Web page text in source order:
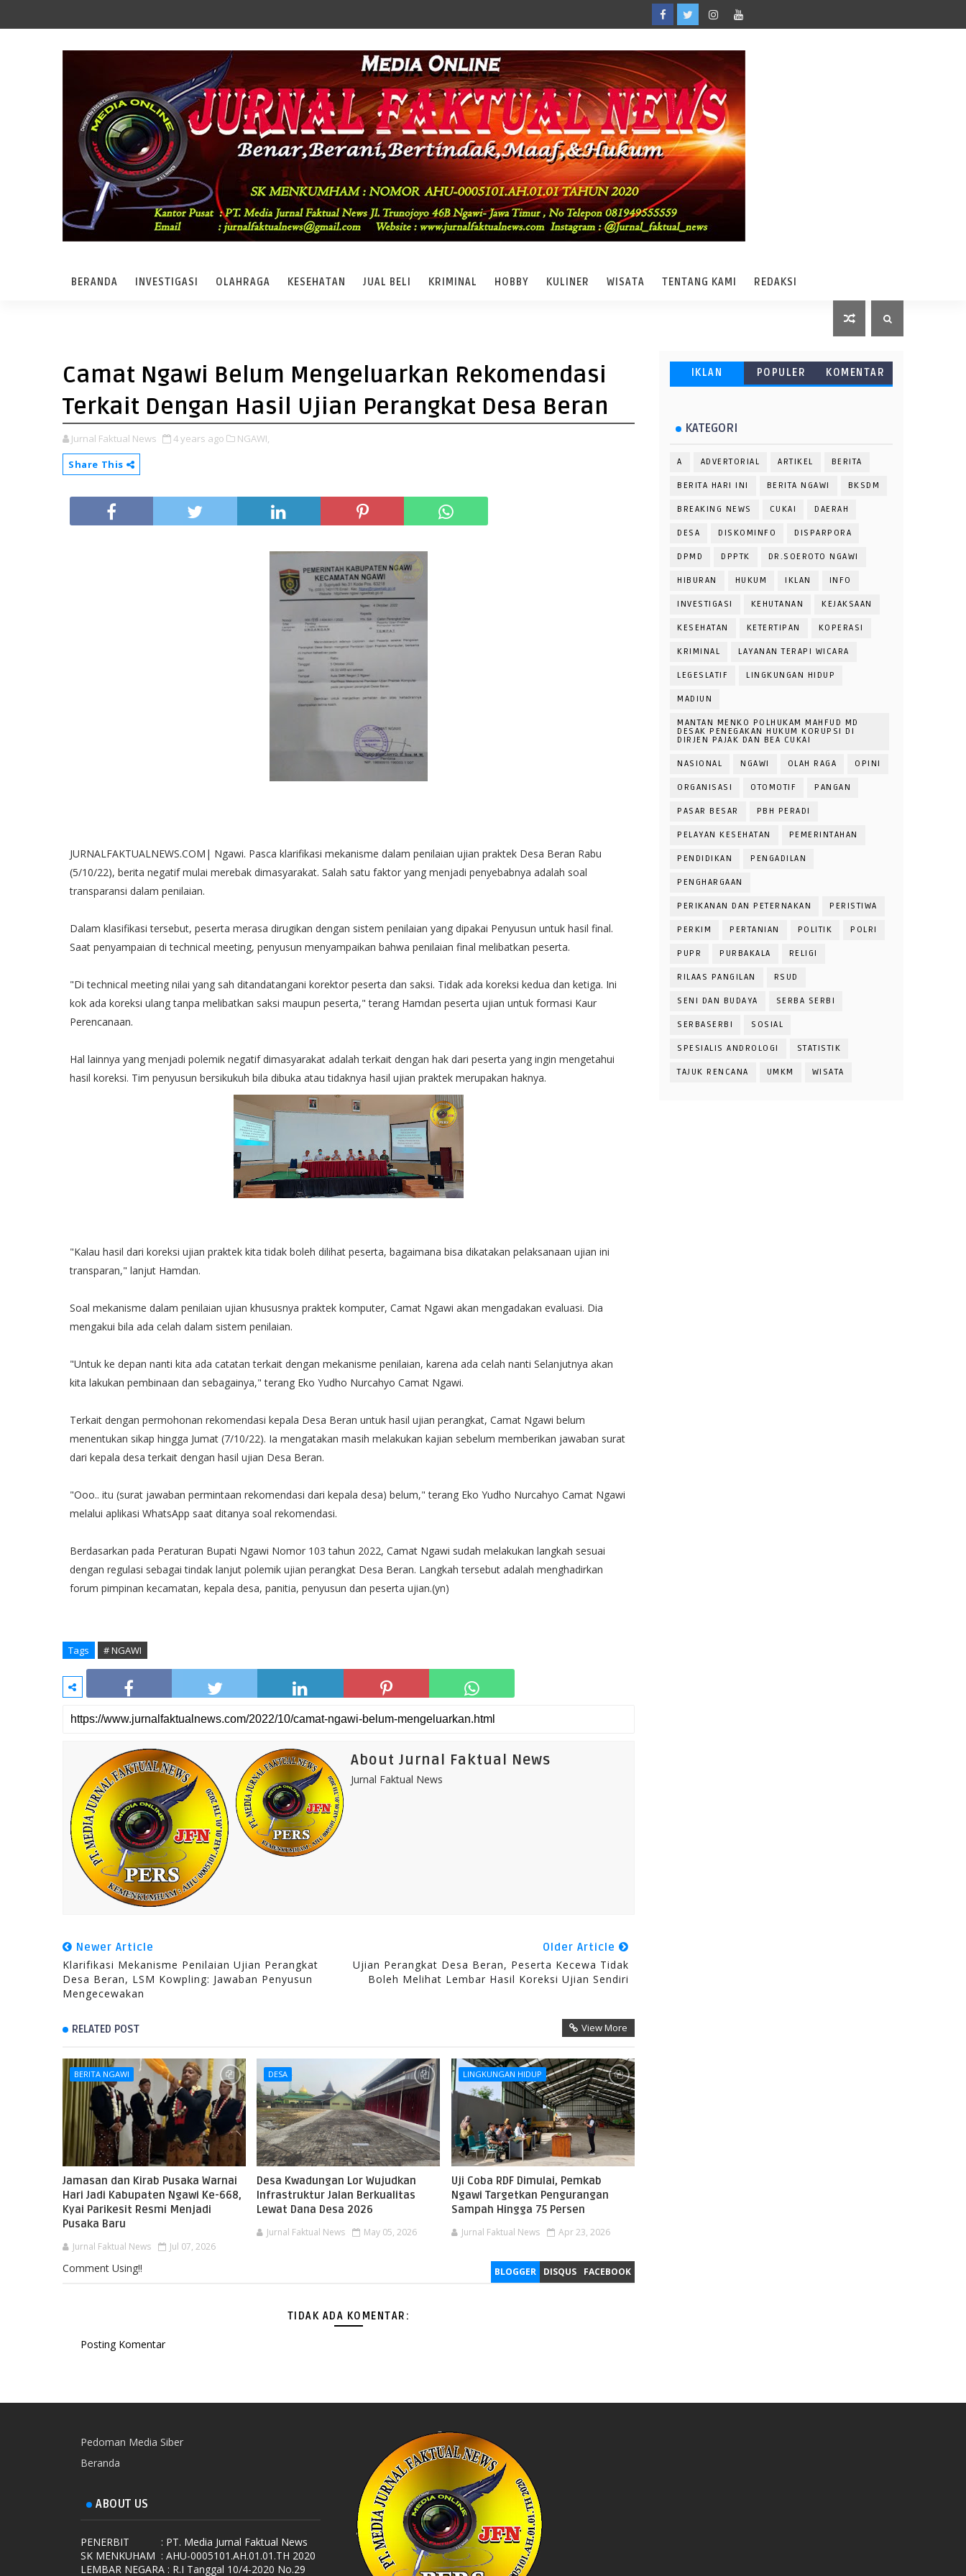
BERANDA INVESTIGASI OLAHRAGA KESEHATAN JUAL BELI KRIMINAL HOBBY KULINER WISATA TENTANG KAMI REDAKSI
Camat Ngawi Belum Mengeluarkan Rekomendasi
Terkait Dengan Hasil Ujian Perangkat Desa Beran
Jurnal Faktual News 4 years ago
NGAWI,
Share This
JURNALFAKTUALNEWS.COM| Ngawi. Pasca klarifikasi mekanisme dalam penilaian ujian praktek Desa Beran Rabu
(5/10/22), berita negatif mulai merebak dimasyarakat. Salah satu faktor yang menjadi penyebabnya adalah soal
transparansi dalam penilaian.
Dalam klasifikasi tersebut, peserta merasa dirugikan dengan sistem penilaian yang dipakai Penyusun untuk hasil final.
Saat penyampaian di technical meeting, penyusun menyampaikan bahwa penilaian final melibatkan peserta.
"Di technical meeting nilai yang sah ditandatangani korektor peserta dan saksi. Tidak ada koreksi kedua dan ketiga. Ini
kok ada koreksi ulang tanpa melibatkan saksi maupun peserta," terang Hamdan peserta ujian untuk formasi Kaur
Perencanaan.
Hal lainnya yang menjadi polemik negatif dimasyarakat adalah terkait dengan hak dari peserta yang ingin mengetahui
hasil koreksi. Tim penyusun bersikukuh bila dibuka atau tidaknya hasil ujian praktek merupakan haknya.
"Kalau hasil dari koreksi ujian praktek kita tidak boleh dilihat peserta, bagaimana bisa dikatakan pelaksanaan ujian ini
transparan," lanjut Hamdan.
Soal mekanisme dalam penilaian ujian khususnya praktek komputer, Camat Ngawi akan mengadakan evaluasi. Dia
mengakui bila ada celah dalam sistem penilaian.
"Untuk ke depan nanti kita ada catatan terkait dengan mekanisme penilaian, karena ada celah nanti Selanjutnya akan
kita lakukan pembinaan dan sebagainya," terang Eko Yudho Nurcahyo Camat Ngawi.
Terkait dengan permohonan rekomendasi kepala Desa Beran untuk hasil ujian perangkat, Camat Ngawi belum
menentukan sikap hingga Jumat (7/10/22). Ia mengatakan masih melakukan kajian sebelum memberikan jawaban surat
dari kepala desa terkait dengan hasil ujian Desa Beran.
"Ooo.. itu (surat jawaban permintaan rekomendasi dari kepala desa) belum," terang Eko Yudho Nurcahyo Camat Ngawi
melalui aplikasi WhatsApp saat ditanya soal rekomendasi.
Berdasarkan pada Peraturan Bupati Ngawi Nomor 103 tahun 2022, Camat Ngawi sudah melakukan langkah sesuai
dengan regulasi sebagai tindak lanjut polemik ujian perangkat Desa Beran. Langkah tersebut adalah menghadirkan
forum pimpinan kecamatan, kepala desa, panitia, penyusun dan peserta ujian.(yn)
Tags # NGAWI
About Jurnal Faktual News
Jurnal Faktual News
Newer Article
Klarifikasi Mekanisme Penilaian Ujian Perangkat
Desa Beran, LSM Kowpling: Jawaban Penyusun
Mengecewakan
Older Article
Ujian Perangkat Desa Beran, Peserta Kecewa Tidak
Boleh Melihat Lembar Hasil Koreksi Ujian Sendiri
RELATED POST View More
BERITA NGAWI
Jamasan dan Kirab Pusaka Warnai
Hari Jadi Kabupaten Ngawi Ke-668,
Kyai Parikesit Resmi Menjadi
Pusaka Baru
Jurnal Faktual News Jul 07, 2026
DESA
Desa Kwadungan Lor Wujudkan
Infrastruktur Jalan Berkualitas
Lewat Dana Desa 2026
Jurnal Faktual News May 05, 2026
LINGKUNGAN HIDUP
Uji Coba RDF Dimulai, Pemkab
Ngawi Targetkan Pengurangan
Sampah Hingga 75 Persen
Jurnal Faktual News Apr 23, 2026
BLOGGER DISQUS FACEBOOK
Comment Using!!
TIDAK ADA KOMENTAR:
Posting Komentar
IKLAN POPULER KOMENTAR
KATEGORI
A ADVERTORIAL ARTIKEL BERITA
BERITA HARI INI BERITA NGAWI BKSDM
BREAKING NEWS CUKAI DAERAH
DESA DISKOMINFO DISPARPORA
DPMD DPPTK DR.SOEROTO NGAWI
HIBURAN HUKUM IKLAN INFO
INVESTIGASI KEHUTANAN KEJAKSAAN
KESEHATAN KETERTIPAN KOPERASI
KRIMINAL LAYANAN TERAPI WICARA
LEGESLATIF LINGKUNGAN HIDUP
MADIUN
MANTAN MENKO POLHUKAM MAHFUD MD
DESAK PENEGAKAN HUKUM KORUPSI DI
DIRJEN PAJAK DAN BEA CUKAI
NASIONAL NGAWI OLAH RAGA OPINI
ORGANISASI OTOMOTIF PANGAN
PASAR BESAR PBH PERADI
PELAYAN KESEHATAN PEMERINTAHAN
PENDIDIKAN PENGADILAN
PENGHARGAAN
PERIKANAN DAN PETERNAKAN PERISTIWA
PERKIM PERTANIAN POLITIK POLRI
PUPR PURBAKALA RELIGI
RILAAS PANGILAN RSUD
SENI DAN BUDAYA SERBA SERBI
SERBASERBI SOSIAL
SPESIALIS ANDROLOGI STATISTIK
TAJUK RENCANA UMKM WISATA
Pedoman Media Siber
Beranda
ABOUT US
PENERBIT
: PT. Media Jurnal Faktual News
SK MENKUHAM : AHU-0005101.AH.01.01.TH 2020
LEMBAR NEGARA : R.I Tanggal 10/4-2020 No.29